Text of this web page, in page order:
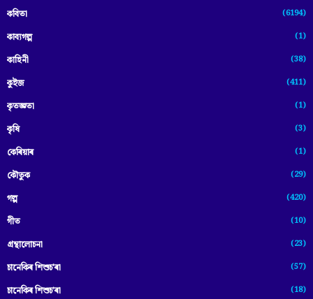
কবিতা (6194)
কাব্যগল্প (1)
কাহিনী (38)
কুইজ (411)
কৃতজ্ঞতা (1)
কৃষি (3)
কেৰিয়াৰ (1)
কৌতুক (29)
গল্প (420)
গীত (10)
গ্ৰন্থালোচনা (23)
চানেকিৰ শিশুচ'ৰা (57)
চানেকিৰ শিশুচ’ৰা (18)